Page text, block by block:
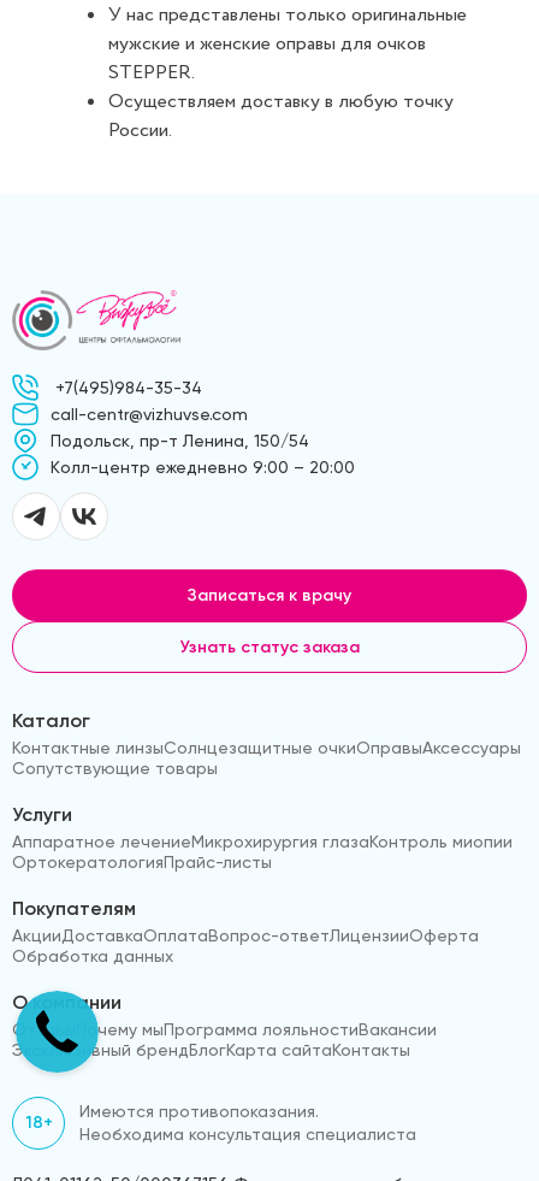
У нас представлены только оригинальные
мужские и женские оправы для очков
STEPPER.
Осуществляем доставку в любую точку
России.
+7(495)984-35-34
call-centr@vizhuvse.com
Подольск, пр-т Ленина, 150/54
Kолл-центр ежедневно 9:00 – 20:00
Записаться к врачу
Узнать статус заказа
Каталог
Контактные линзыСолнцезащитные очкиОправыАксессуары
Сопутствующие товары
Услуги
Аппаратное лечениеМикрохирургия глазаКонтроль миопии
ОртокератологияПрайс-листы
Покупателям
АкцииДоставкаОплатаВопрос-ответЛицензииОферта
Обработка данных
О компании
Отзывы Почему мыПрограмма лояльностиВакансии
Эксклюзивный брендБлогКарта сайтаКонтакты
18+
Имеются противопоказания.
Необходима консультация специалиста